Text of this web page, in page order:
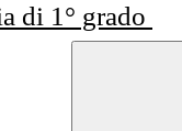
di 1° grado